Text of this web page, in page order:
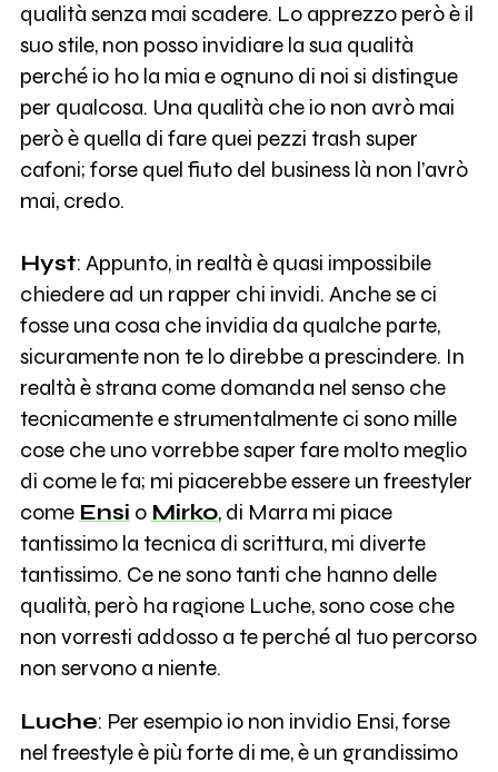
qualità senza mai scadere. Lo apprezzo però è il
suo stile, non posso invidiare la sua qualità
perché io ho la mia e ognuno di noi si distingue
per qualcosa. Una qualità che io non avrò mai
però è quella di fare quei pezzi trash super
cafoni; forse quel fiuto del business là non l’avrò
mai, credo.
Hyst: Appunto, in realtà è quasi impossibile
chiedere ad un rapper chi invidi. Anche se ci
fosse una cosa che invidia da qualche parte,
sicuramente non te lo direbbe a prescindere. In
realtà è strana come domanda nel senso che
tecnicamente e strumentalmente ci sono mille
cose che uno vorrebbe saper fare molto meglio
di come le fa; mi piacerebbe essere un freestyler
come Ensi o Mirko, di Marra mi piace
tantissimo la tecnica di scrittura, mi diverte
tantissimo. Ce ne sono tanti che hanno delle
qualità, però ha ragione Luche, sono cose che
non vorresti addosso a te perché al tuo percorso
non servono a niente.
Luche: Per esempio io non invidio Ensi, forse
nel freestyle è più forte di me, è un grandissimo